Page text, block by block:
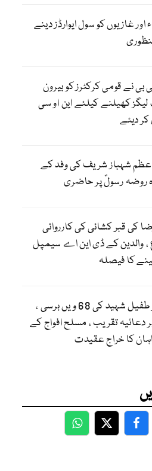
اور غازیوں کو سول ایوارڈز دینے
بی نے قومی کرکٹرز کو بیرون
کھیلنے کیلئے این او سی
دیئے
اعظم شہباز شریف کی وفد کے
روضہ رسولؐ پر حاضری
کی قبر کشائی کی کارروائی
، والدین کے ڈی این اے سیمپل
کا فیصلہ
میجر طفیل شہید کی 68 ویں برسی ،
دعائیہ تقریب ، مسلح افواج کے
کا خراج عقیدت
WhatsApp
Twitter